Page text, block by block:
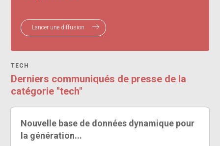
Lancer une diffusion
TECH
Derniers communiqués de presse de la
catégorie "tech"
Nouvelle base de données dynamique pour
la génération...